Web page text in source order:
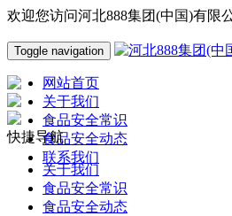
欢迎您访问河北888集团(中国)有限
Toggle navigation
网站首页
关于我们
食品安全常识
食品安全动态
联系我们
快捷导航
关于我们
食品安全常识
食品安全动态